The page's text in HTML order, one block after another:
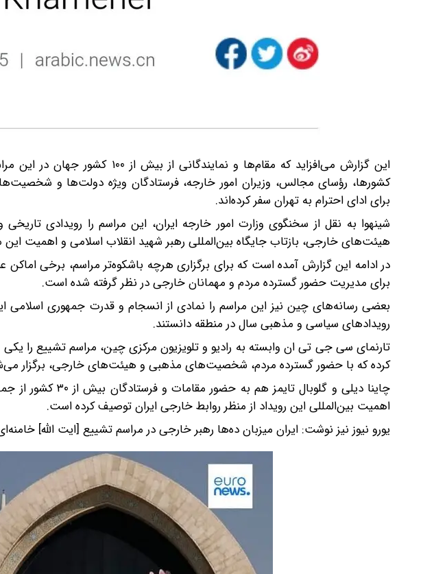
این گزارش می‌افزاید که مقام‌ها و
کشورها، رؤسای مجالس، وزیران امور خارجه، فرستادگان ویژه دولت‌ها و
برای ادای احترام به تهران سفر کرده‌اند.
شینهوا به نقل از سخنگوی وزارت امور خارجه ایران، این مراسم را رویدادی
هیئت‌های خارجی، بازتاب جایگاه بین‌المللی رهبر شهید انقلاب اسلامی و اهمیت
در ادامه این گزارش آمده است که برای برگزاری هرچه باشکوه‌تر مراسم، برخی
برای مدیریت حضور گسترده مردم و مهمانان خارجی در نظر گرفته شده است.
بعضی رسانه‌های چین نیز این مراسم را نمادی از انسجام و قدرت جمهوری اسلامی
رویدادهای سیاسی و مذهبی سال در منطقه دانستند.
تارنمای سی جی تی ان وابسته به رادیو و تلویزیون مرکزی چین، مراسم تشییع را
کرده که با حضور گسترده مردم، شخصیت‌های مذهبی و هیئت‌های خارجی، برگزار
چاینا دیلی و گلوبال
اهمیت بین‌المللی این رویداد از منظر روابط خارجی ایران توصیف کرده است.
یورو نیوز نیز نوشت: ایران میزبان ده‌ها رهبر خارجی در مراسم تشییع [ایت الله]